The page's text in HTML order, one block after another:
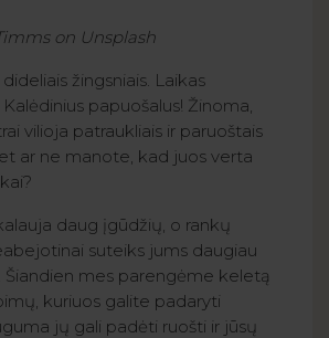
on Unsplash
žingsniais. Laikas
papuošalus! Žinoma,
vilioja patraukliais ir paruoštais
ar ne manote, kad juos verta
daug įgūdžių, o rankų
suteiks jums daugiau
Šiandien mes parengėme keletą
kuriuos galite padaryti
jų gali padėti ruošti ir jūsų